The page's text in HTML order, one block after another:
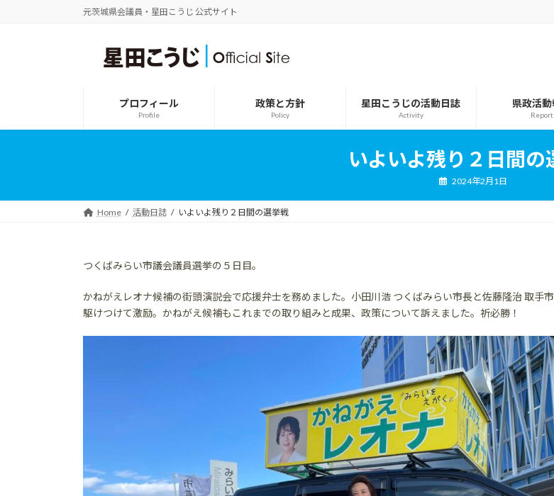
元茨城県会議員・星田こうじ 公式サイト
プロフィール
Profile
政策と方針
Policy
星田こうじの活動日誌
Activity
県政活動
Report
いよいよ残り２日間の
2024年2月1日
Home 活動日誌 いよいよ残り２日間の選挙戦
つくばみらい市議会議員選挙の５日目。
かねがえレオナ候補の街頭演説会で応援弁士を務めました。小田川浩 つくばみらい市長と佐藤隆治 取手
駆けつけて激励。かねがえ候補もこれまでの取り組みと成果、政策について訴えました。祈必勝！